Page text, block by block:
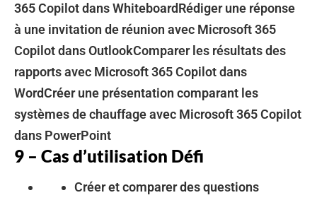
365 Copilot dans WhiteboardRédiger une réponse
à une invitation de réunion avec Microsoft 365
Copilot dans OutlookComparer les résultats des
rapports avec Microsoft 365 Copilot dans
WordCréer une présentation comparant les
systèmes de chauffage avec Microsoft 365 Copilot
dans PowerPoint
9 – Cas d’utilisation Défi
Créer et comparer des questions